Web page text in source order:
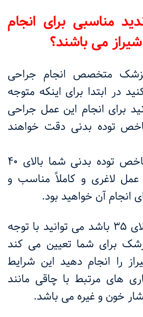
مناسبی برای انجام
می باشند؟
متخصص انجام جراحی
در ابتدا برای اینکه متوجه
برای انجام این عمل جراحی
توده بدنی دقت خواهند
توده بدنی شما بالای ۴۰
عمل لاغری و کاملاً مناسب و
انجام آن خواهید بود.
۳۵ باشد می توانید با توجه
برای شما تعیین می کند
را انجام دهید این شرایط
های مرتبط با چاقی مانند
خون و غیره می باشد.